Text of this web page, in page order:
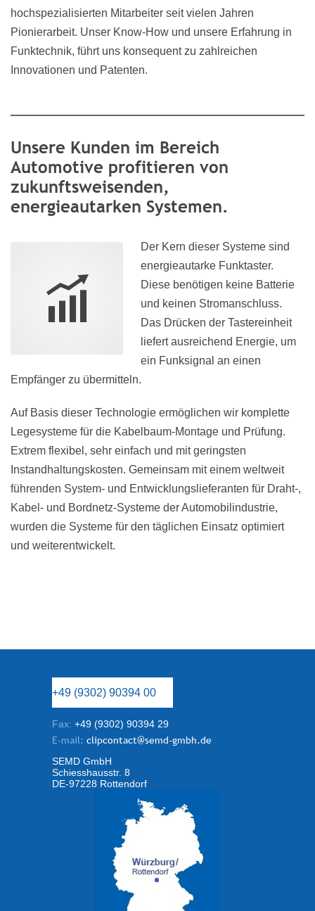
hochspezialisierten Mitarbeiter seit vielen Jahren
Pionierarbeit. Unser Know-How und unsere Erfahrung in
Funktechnik, führt uns konsequent zu zahlreichen
Innovationen und Patenten.
Unsere Kunden im Bereich
Automotive profitieren von
zukunftsweisenden,
energieautarken Systemen.
Der Kern dieser Systeme sind
energieautarke Funktaster.
Diese benötigen keine Batterie
und keinen Stromanschluss.
Das Drücken der Tastereinheit
liefert ausreichend Energie, um
ein Funksignal an einen
Empfänger zu übermitteln.
Auf Basis dieser Technologie ermöglichen wir komplette
Legesysteme für die Kabelbaum-Montage und Prüfung.
Extrem flexibel, sehr einfach und mit geringsten
Instandhaltungskosten. Gemeinsam mit einem weltweit
führenden System- und Entwicklungslieferanten für Draht-,
Kabel- und Bordnetz-Systeme der Automobilindustrie,
wurden die Systeme für den täglichen Einsatz optimiert
und weiterentwickelt.
+49 (9302) 90394 00
Fax: +49 (9302) 90394 29
E-mail: clipcontact@semd-gmbh.de
SEMD GmbH
Schiesshausstr. 8
DE-97228 Rottendorf